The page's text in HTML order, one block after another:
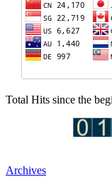
Total Hits since the
Archives